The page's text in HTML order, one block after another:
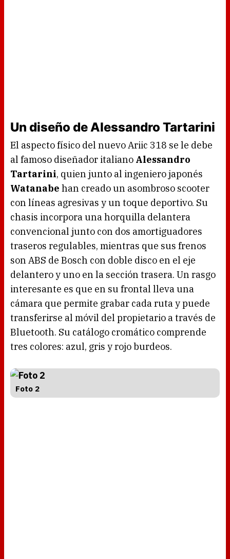
Un diseño de Alessandro Tartarini
El aspecto físico del nuevo Ariic 318 se le debe
al famoso diseñador italiano Alessandro
Tartarini, quien junto al ingeniero japonés
Watanabe han creado un asombroso scooter
con líneas agresivas y un toque deportivo. Su
chasis incorpora una horquilla delantera
convencional junto con dos amortiguadores
traseros regulables, mientras que sus frenos
son ABS de Bosch con doble disco en el eje
delantero y uno en la sección trasera. Un rasgo
interesante es que en su frontal lleva una
cámara que permite grabar cada ruta y puede
transferirse al móvil del propietario a través de
Bluetooth. Su catálogo cromático comprende
tres colores: azul, gris y rojo burdeos.
Foto 2